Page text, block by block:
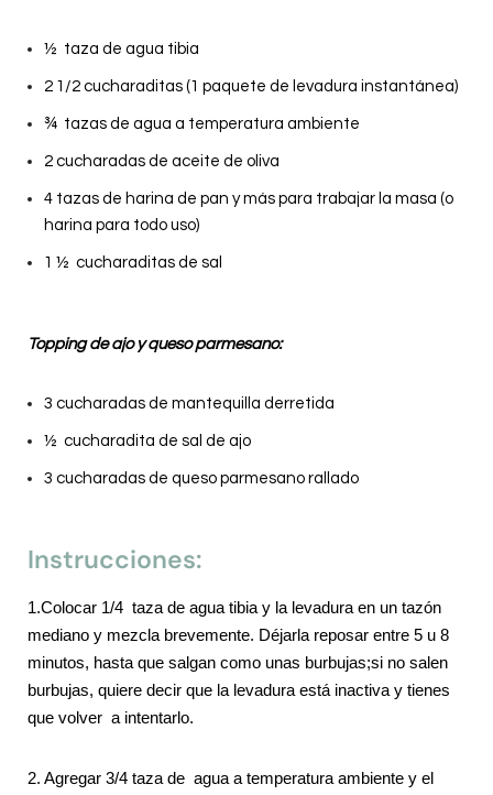
½ taza de agua tibia
2 1/2 cucharaditas (1 paquete de levadura instantánea)
¾ tazas de agua a temperatura ambiente
2 cucharadas de aceite de oliva
4 tazas de harina de pan y más para trabajar la masa (o
harina para todo uso)
1 ½ cucharaditas de sal
Topping de ajo y queso parmesano:
3 cucharadas de mantequilla derretida
½ cucharadita de sal de ajo
3 cucharadas de queso parmesano rallado
Instrucciones:
1.Colocar 1/4 taza de agua tibia y la levadura en un tazón
mediano y mezcla brevemente. Déjarla reposar entre 5 u 8
minutos, hasta que salgan como unas burbujas;si no salen
burbujas, quiere decir que la levadura está inactiva y tienes
que volver a intentarlo.
2. Agregar 3/4 taza de agua a temperatura ambiente y el